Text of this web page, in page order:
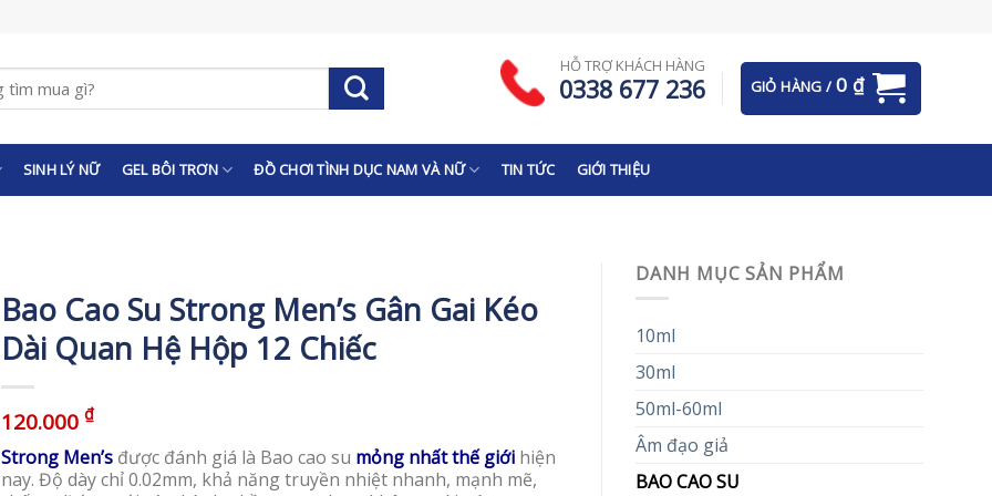
HỖ TRỢ KHÁCH HÀNG
0338 677 236 GIỎ HÀNG / 0 ₫
SINH LÝ NỮ GEL BÔI TRƠN ĐỒ CHƠI TÌNH DỤC NAM VÀ NỮ TIN TỨC GIỚI THIỆU
DANH MỤC SẢN PHẨM
10ml
30ml
50ml-60ml
Âm đạo giả
BAO CAO SU
Bao Cao Su Strong Men’s Gân Gai Kéo
Dài Quan Hệ Hộp 12 Chiếc
120.000₫
Strong Men’s được đánh giá là Bao cao su mỏng nhất thế giới hiện
nay. Độ dày chỉ 0.02mm, khả năng truyền nhiệt nhanh, mạnh mẽ,